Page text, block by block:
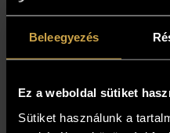
Beleegyezés
Ez a weboldal sütiket
Sütiket használunk a
Pink cat is